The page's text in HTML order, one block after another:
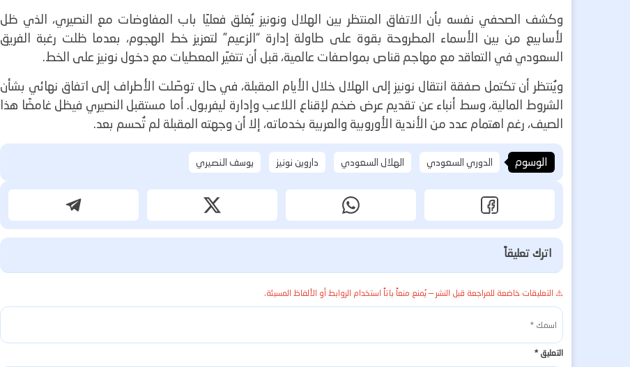
وكشف الصحفي نفسه بأن الاتفاق المنتظر بين الهلال ونونيز يُغلق فعليًا باب المفاوضات مع النصيري، الذي ظل
لأسابيع من بين الأسماء المطروحة بقوة على طاولة إدارة “الزعيم” لتعزيز خط الهجوم، بعدما ظلت رغبة الفريق
السعودي في التعاقد مع مهاجم قناص بمواصفات عالمية، قبل أن تتغيّر المعطيات مع دخول نونيز على الخط.
ويُنتظر أن تكتمل صفقة انتقال نونيز إلى الهلال خلال الأيام المقبلة، في حال توصّلت الأطراف إلى اتفاق نهائي بشأن
الشروط المالية، وسط أنباء عن تقديم عرض ضخم لإقناع اللاعب وإدارة ليفربول. أما مستقبل النصيري فيظل غامضًا هذا
الصيف، رغم اهتمام عدد من الأندية الأوروبية والعربية بخدماته، إلا أن وجهته المقبلة لم تُحسم بعد.
الوسوم الدوري السعودي الهلال السعودي داروين نونيز يوسف النصيري
اترك تعليقاً
⚠️ التعليقات خاضعة للمراجعة قبل النشر — يُمنع منعاً باتاً استخدام الروابط أو الألفاظ المسيئة.
التعليق*